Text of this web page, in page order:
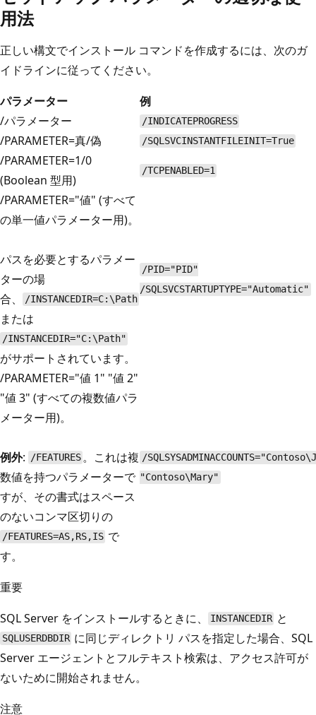
用法
正しい構文でインストール コマンドを作成するには、次のガ
イドラインに従ってください。
パラメーター
例
/パラメーター
/INDICATEPROGRESS
/PARAMETER=真/偽 /SQLSVCINSTANTFILEINIT=True
/PARAMETER=1/0
(Boolean 型用)
/TCPENABLED=1
/PARAMETER="値" (すべて
の単一値パラメーター用)。
パスを必要とするパラメー
ターの場
合、
/INSTANCEDIR=C:\Path
または
/INSTANCEDIR="C:\Path"
がサポートされています。
/PID="PID"
/SQLSVCSTARTUPTYPE="Automatic"
/PARAMETER="値 1" "値 2"
"値 3" (すべての複数値パラ
メーター用)。
例外: /FEATURES 。これは複
数値を持つパラメーターで
すが、その書式はスペース
のないコンマ区切りの
/FEATURES=AS,RS,IS で
す。
/
"Contoso\Mary"
重要
SQL Server をインストールするときに、
INSTANCEDIR と
SQLUSERDBDIR に同じディレクトリ パスを指定した場合、SQL
Server エージェントとフルテキスト検索は、アクセス許可が
ないために開始されません。
注意